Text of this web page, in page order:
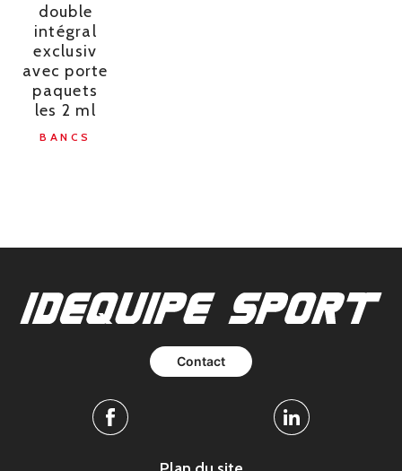
double
intégral
exclusiv
avec porte
paquets
les 2 ml
BANCS
Contact
Facebook Linkedin